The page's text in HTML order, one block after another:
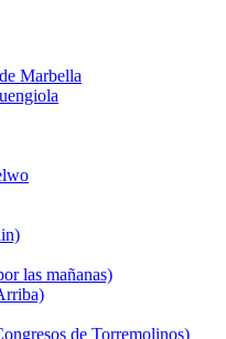
Marbella
las mañanas)
de Torremolinos)